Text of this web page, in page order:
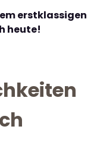
erstklassigen
heute!